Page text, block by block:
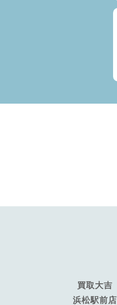
買取大吉
浜松駅前店